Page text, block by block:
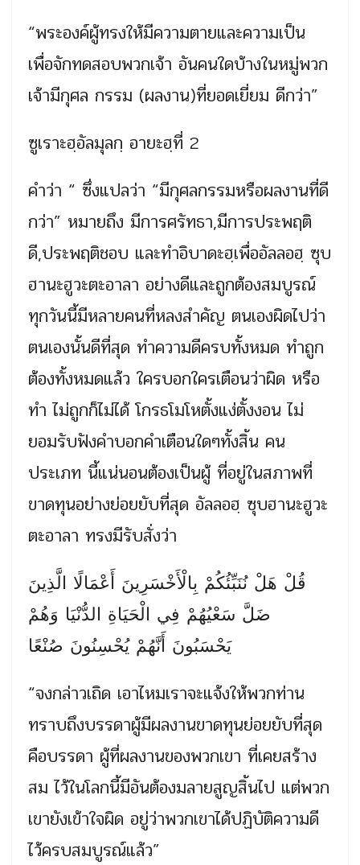
“พระองค์ผู้ทรงให้มีความตายและความเป็น
เพื่อจักทดสอบพวกเจ้า อันคนใดบ้างในหมู่พวก
เจ้ามีกุศล กรรม (ผลงาน)ที่ยอดเยี่ยม ดีกว่า”
ซูเราะฮฺอัลมุลกฺ อายะฮฺที่ 2
คำว่า “ ซึ่งแปลว่า “มีกุศลกรรมหรือผลงานที่ดี
กว่า” หมายถึง มีการศรัทธา,มีการประพฤติ
ดี,ประพฤติชอบ และทำอิบาดะฮฺเพื่ออัลลอฮฺ ซุบ
ฮานะฮูวะตะอาลา อย่างดีและถูกต้องสมบูรณ์
ทุกวันนี้มีหลายคนที่หลงสำคัญ ตนเองผิดไปว่า
ตนเองนั้นดีที่สุด ทำความดีครบทั้งหมด ทำถูก
ต้องทั้งหมดแล้ว ใครบอกใครเตือนว่าผิด หรือ
ทำ ไม่ถูกก็ไม่ได้ โกรธโมโหตั้งแง่ตั้งงอน ไม่
ยอมรับฟังคำบอกคำเตือนใดๆทั้งสิ้น คน
ประเภท นี้แน่นอนต้องเป็นผู้ ที่อยู่ในสภาพที่
ขาดทุนอย่างย่อยยับที่สุด อัลลอฮฺ ซุบฮานะฮูวะ
ตะอาลา ทรงมีรับสั่งว่า
قُلْ هَلْ نُنَبِّئُكُمْ بِالْأَخْسَرِينَ أَعْمَالًا الَّذِينَ
ضَلَّ سَعْيُهُمْ فِي الْحَيَاةِ الدُّنْيَا وَهُمْ
يَحْسَبُونَ أَنَّهُمْ يُحْسِنُونَ صُنْعًا
“จงกล่าวเถิด เอาไหมเราจะแจ้งให้พวกท่าน
ทราบถึงบรรดาผู้มีผลงานขาดทุนย่อยยับที่สุด
คือบรรดา ผู้ที่ผลงานของพวกเขา ที่เคยสร้าง
สม ไว้ในโลกนี้มีอันต้องมลายสูญสิ้นไป แต่พวก
เขายังเข้าใจผิด อยู่ว่าพวกเขาได้ปฏิบัติความดี
ไว้ครบสมบูรณ์แล้ว”